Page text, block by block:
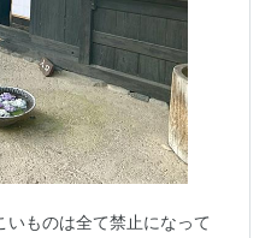
ものは全て禁止になって